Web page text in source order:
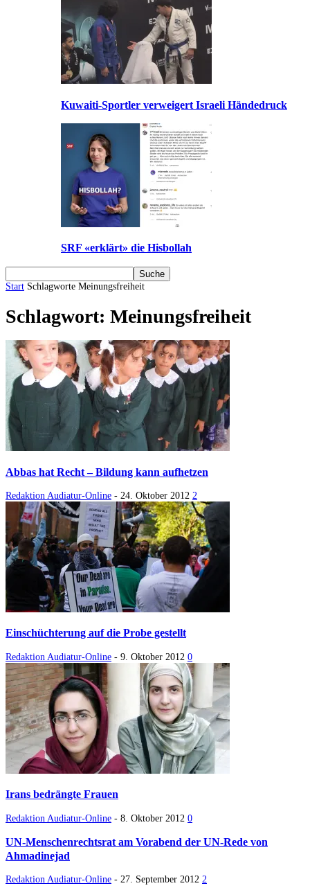
Kuwaiti-Sportler verweigert Israeli Händedruck
SRF «erklärt» die Hisbollah
Start Schlagworte Meinungsfreiheit
Schlagwort: Meinungsfreiheit
Abbas hat Recht – Bildung kann aufhetzen
Redaktion Audiatur-Online - 24. Oktober 2012 2
Einschüchterung auf die Probe gestellt
Redaktion Audiatur-Online - 9. Oktober 2012 0
Irans bedrängte Frauen
Redaktion Audiatur-Online - 8. Oktober 2012 0
UN-Menschenrechtsrat am Vorabend der UN-Rede von
Ahmadinejad
Redaktion Audiatur-Online - 27. September 2012 2